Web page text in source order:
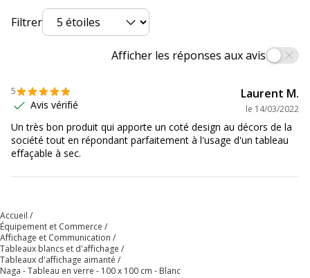
Code barre maitre
Dimensions et poids
Hauteur
Filtrer
Afficher les réponses aux avis
5
Avis vérifié
Laurent M.
le 14/03/2022
Un très bon produit qui apporte un coté design au décors de la
société tout en répondant parfaitement à l'usage d'un tableau
effaçable à sec.
Accueil
Équipement et Commerce
Affichage et Communication
Tableaux blancs et d'affichage
Tableaux d'affichage aimanté
Naga - Tableau en verre - 100 x 100 cm - Blanc